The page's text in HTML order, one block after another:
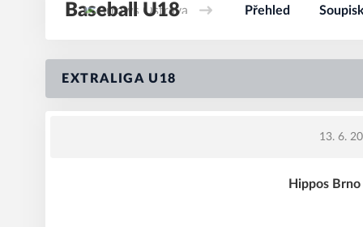
Baseball U18 Přehled
EXTRALIGA U18
13. 6.
Hippos